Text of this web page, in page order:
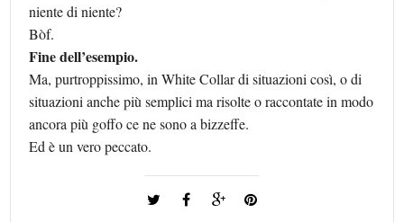
niente di niente?
Bòf.
Fine dell’esempio.
Ma, purtroppissimo, in White Collar di situazioni così, o di
situazioni anche più semplici ma risolte o raccontate in modo
ancora più goffo ce ne sono a bizzeffe.
Ed è un vero peccato.